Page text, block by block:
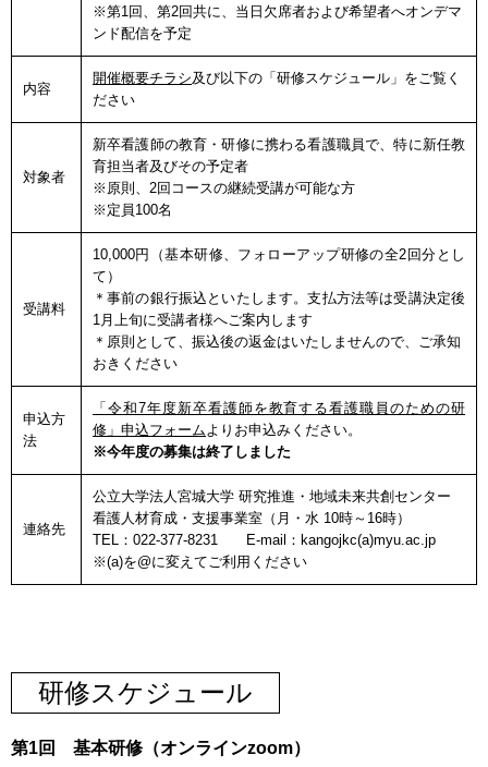
※第1回、第2回共に、当日欠席者および希望者へオンデマ
ンド配信を予定
内容
開催概要チラシ及び以下の「研修スケジュール」をご覧く
ださい
対象者
新卒看護師の教育・研修に携わる看護職員で、特に新任教
育担当者及びその予定者
※原則、2回コースの継続受講が可能な方
※定員100名
受講料
10,000円（基本研修、フォローアップ研修の全2回分とし
て）
＊事前の銀行振込といたします。支払方法等は受講決定後
1月上旬に受講者様へご案内します
＊原則として、振込後の返金はいたしませんので、ご承知
おきください
申込方
法
「令和7年度新卒看護師を教育する看護職員のための研
修」申込フォームよりお申込みください。
※今年度の募集は終了しました
連絡先
公立大学法人宮城大学 研究推進・地域未来共創センター
看護人材育成・支援事業室（月・水 10時～16時）
TEL：022-377-8231 E-mail：kangojkc(a)myu.ac.jp
※(a)を@に変えてご利用ください
研修スケジュール
第1回 基本研修（オンラインzoom）